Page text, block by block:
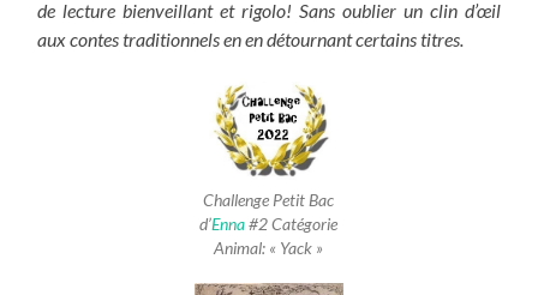
de lecture bienveillant et rigolo! Sans oublier un clin d’œil
aux contes traditionnels en en détournant certains titres.
Challenge Petit Bac
d’Enna#2 Catégorie
Animal: « Yack »